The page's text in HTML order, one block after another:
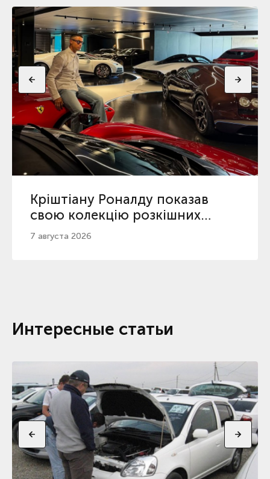
Кріштіану Роналду показав
свою колекцію розкішних
автомобілів
7 августа 2026
Интересные статьи